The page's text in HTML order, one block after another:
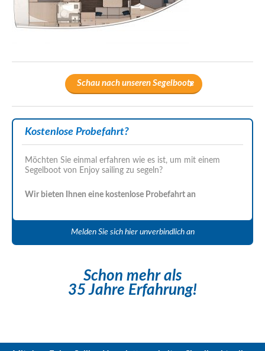
Schau nach unseren Segelboote
Kostenlose Probefahrt?
Möchten Sie einmal erfahren wie es ist, um mit einem
Segelboot von Enjoy sailing zu segeln?
Wir bieten Ihnen eine kostenlose Probefahrt an
Melden Sie sich hier unverbindlich an
Schon mehr als
35 Jahre Erfahrung!